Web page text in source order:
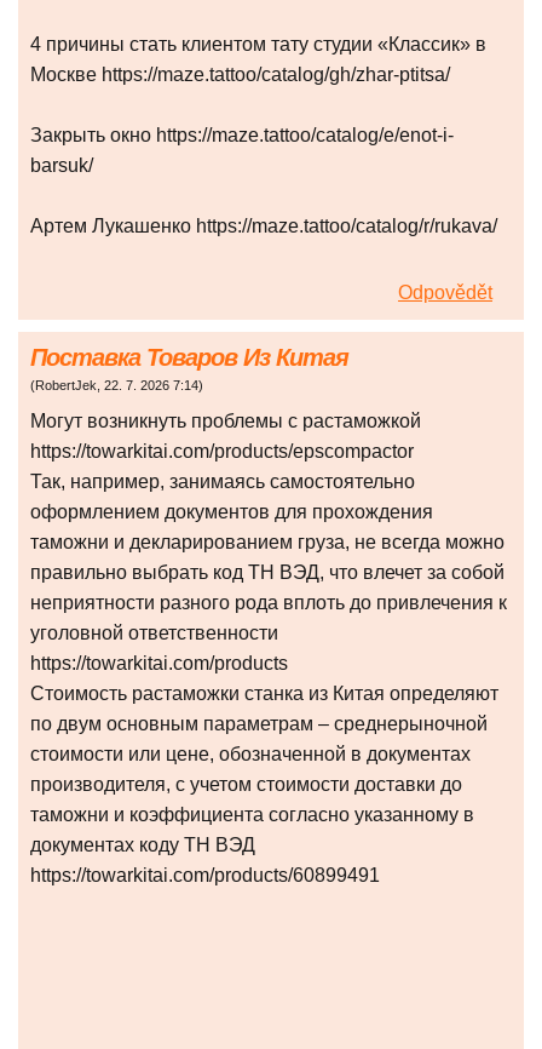
4 причины стать клиентом тату студии «Классик» в
Москве https://maze.tattoo/catalog/gh/zhar-ptitsa/
Закрыть окно https://maze.tattoo/catalog/e/enot-i-
barsuk/
Артем Лукашенко https://maze.tattoo/catalog/r/rukava/
Odpovědět
Поставка Товаров Из Китая
(RobertJek, 22. 7. 2026 7:14)
Могут возникнуть проблемы с растаможкой
https://towarkitai.com/products/epscompactor
Так, например, занимаясь самостоятельно
оформлением документов для прохождения
таможни и декларированием груза, не всегда можно
правильно выбрать код ТН ВЭД, что влечет за собой
неприятности разного рода вплоть до привлечения к
уголовной ответственности
https://towarkitai.com/products
Стоимость растаможки станка из Китая определяют
по двум основным параметрам – среднерыночной
стоимости или цене, обозначенной в документах
производителя, с учетом стоимости доставки до
таможни и коэффициента согласно указанному в
документах коду ТН ВЭД
https://towarkitai.com/products/60899491